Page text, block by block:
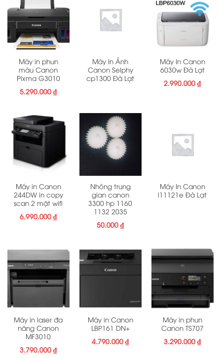
Máy in phun
màu Canon
Pixma G3010
5.290.000₫
Máy In Ảnh
Canon Selphy
cp1300 Đà Lạt
Máy In Canon
6030w Đà Lạt
2.990.000₫
Máy in Canon
244DW in copy
scan 2 mặt wifi
6.990.000₫
Nhông trung
gian canon
3300 hp 1160
1132 2035
50.000₫
Máy In Canon
l11121e Đà Lạt
Máy in laser đa
năng Canon
MF3010
3.790.000₫
Máy in Canon
LBP161 DN+
4.790.000₫
Máy in phun
Canon TS707
3.290.000₫